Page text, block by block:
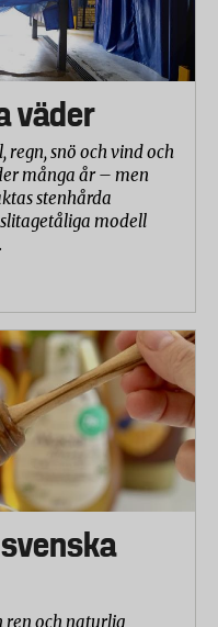
väder
regn, snö och vind och
många år – men
stenhårda
modell
ren och naturlig